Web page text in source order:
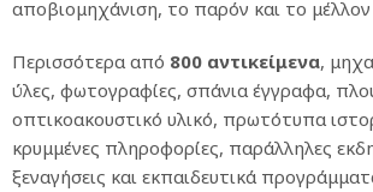
αποβιομηχάνιση, το παρόν και το μέλλον
Περισσότερα από 800 αντικείμενα,
ύλες, φωτογραφίες, σπάνια έγγραφα,
οπτικοακουστικό υλικό, πρωτότυπα
κρυμμένες πληροφορίες, παράλληλες
ξεναγήσεις και εκπαιδευτικά